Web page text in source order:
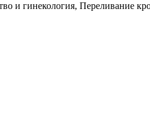
и гинекология, Переливание